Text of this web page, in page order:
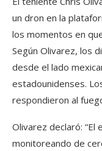
un dron en la
los momentos en
Según Olivarez, los
desde el lado
estadounidenses.
respondieron al
Olivarez declaró: “El
monitoreando de